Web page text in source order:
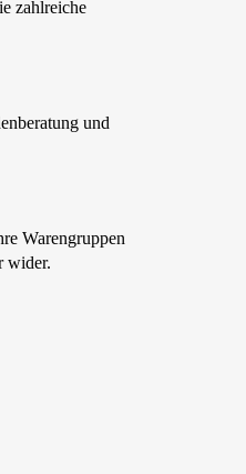
zahlreiche
und
Warengruppen
wider.